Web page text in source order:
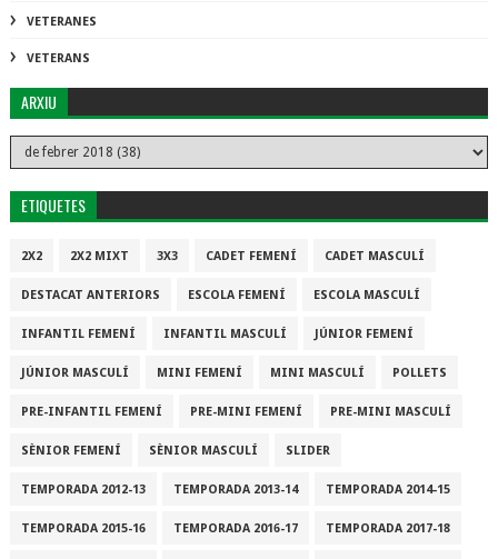
VETERANES
VETERANS
ARXIU
ETIQUETES
2X2 2X2 MIXT 3X3 CADET FEMENÍ CADET MASCULÍ
DESTACAT ANTERIORS ESCOLA FEMENÍ ESCOLA MASCULÍ
INFANTIL FEMENÍ INFANTIL MASCULÍ JÚNIOR FEMENÍ
JÚNIOR MASCULÍ MINI FEMENÍ MINI MASCULÍ POLLETS
PRE-INFANTIL FEMENÍ PRE-MINI FEMENÍ PRE-MINI MASCULÍ
SÈNIOR FEMENÍ SÈNIOR MASCULÍ SLIDER
TEMPORADA 2012-13 TEMPORADA 2013-14 TEMPORADA 2014-15
TEMPORADA 2015-16 TEMPORADA 2016-17 TEMPORADA 2017-18